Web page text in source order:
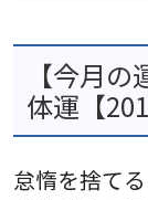
【今月
体運【
怠惰を捨て